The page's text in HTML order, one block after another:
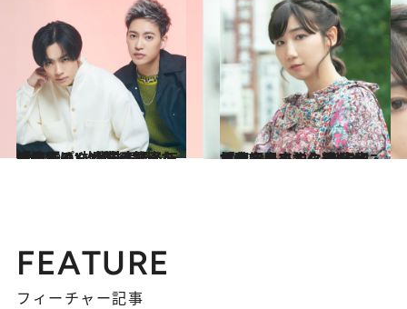
2022.9.7
「いっぱい凌輝の秘密を知ってる」 川村壱馬＆三山凌輝の“放課後対談” 「壱馬くんが笑ってくれるから！」
カルチャー 2022.9.6
「理解してもらうために言葉を尽くす」 代表作「今、出来る、精一杯。」を小説化 劇作家・根本宗子インタビュー
カルチャー
FEATURE
フィーチャー記事